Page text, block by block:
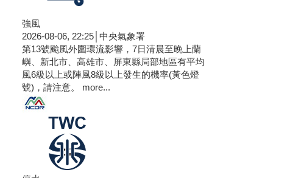
2026-08-06, 22:25│中央氣象署
第13號颱風外圍環流影響，7日清晨至晚上蘭
嶼、新北市、高雄市、屏東縣局部地區有平均
風6級以上或陣風8級以上發生的機率(黃色燈
號)，請注意。more...